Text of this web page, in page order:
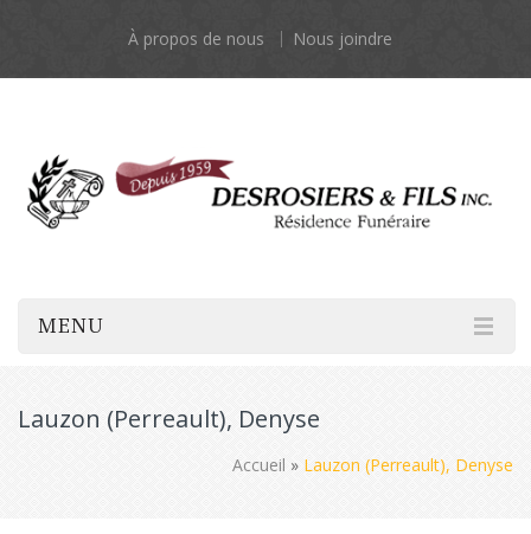
À propos de nous Nous joindre
MENU
Lauzon (Perreault), Denyse
Accueil » Lauzon (Perreault), Denyse